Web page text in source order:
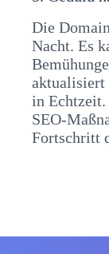
Die
Nacht. Es
aktualisiert
in Echtzeit.
SEO-
Fortschritt